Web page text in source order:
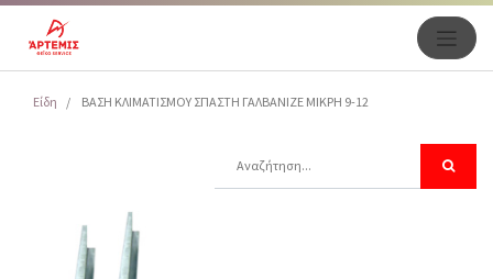
Είδη ΒΑΣΗ ΚΛΙΜΑΤΙΣΜΟΥ ΣΠΑΣΤΗ ΓΑΛΒΑΝΙΖΕ MIKPH 9-12